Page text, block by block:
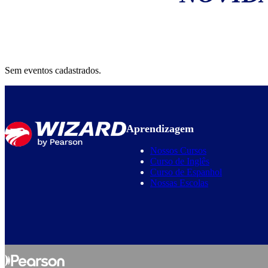
Sem eventos cadastrados.
Aprendizagem
Nossos Cursos
Curso de Inglês
Curso de Espanhol
Nossas Escolas